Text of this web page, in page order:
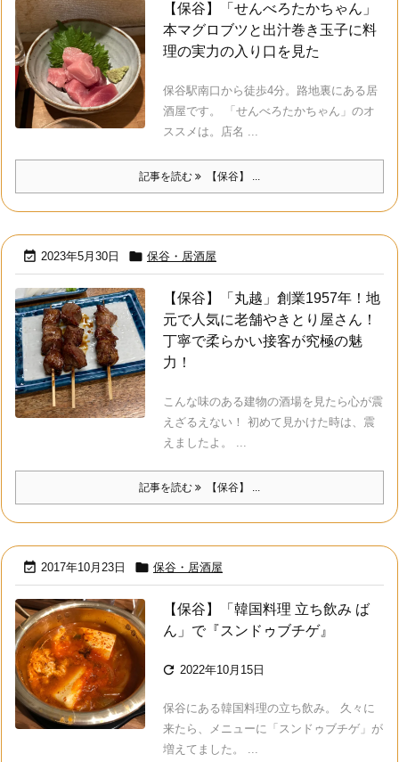
【保谷】「せんべろたかちゃん」
本マグロブツと出汁巻き玉子に料
理の実力の入り口を見た
保谷駅南口から徒歩4分。路地裏にある居
酒屋です。 「せんべろたかちゃん」のオ
ススメは。店名 ...
記事を読む 【保谷】 ...
 2023年5月30日  保谷・居酒屋
【保谷】「丸越」創業1957年！地
元で人気に老舗やきとり屋さん！
丁寧で柔らかい接客が究極の魅
力！
こんな味のある建物の酒場を見たら心が震
えざるえない！ 初めて見かけた時は、震
えましたよ。 ...
記事を読む 【保谷】 ...
 2017年10月23日  保谷・居酒屋
【保谷】「韓国料理 立ち飲み ば
ん」で『スンドゥブチゲ』
 2022年10月15日
保谷にある韓国料理の立ち飲み。 久々に
来たら、メニューに「スンドゥブチゲ」が
増えてました。 ...